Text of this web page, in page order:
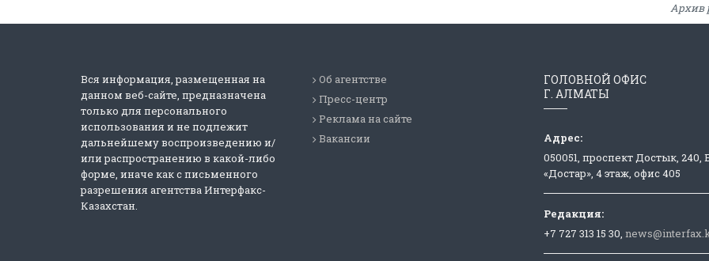
Архив
Вся информация, размещенная на
данном веб-сайте, предназначена
только для персонального
использования и не подлежит
дальнейшему воспроизведению и/
или распространению в какой-либо
форме, иначе как с письменного
разрешения агентства Интерфакс-
Казахстан.
Об агентстве
Пресс-центр
Реклама на сайте
Вакансии
ГОЛОВНОЙ ОФИС
Г. АЛМАТЫ
Адрес:
050051, проспект Достык, 240,
«Достар», 4 этаж, офис 405
Редакция:
+7 727 313 15 30,